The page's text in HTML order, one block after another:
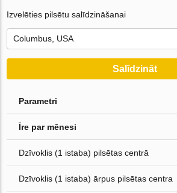
Izvelēties pilsētu salīdzināšanai
Salīdzināt
Parametri
Īre par mēnesi
Dzīvoklis (1 istaba) pilsētas centrā
Dzīvoklis (1 istaba) ārpus pilsētas centra